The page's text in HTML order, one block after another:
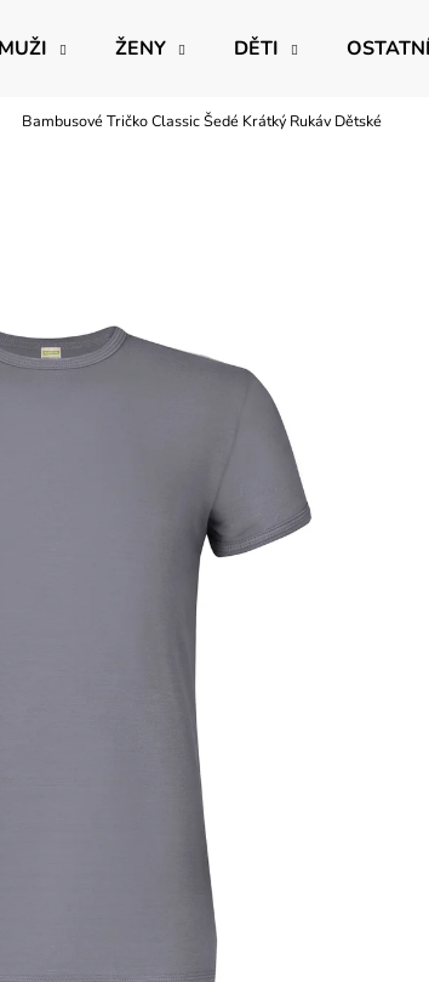
MUŽI ŽENY DĚTI OSTATNÍ
Bambusové Tričko Classic Šedé Krátký Rukáv Dětské
Co potřebujete